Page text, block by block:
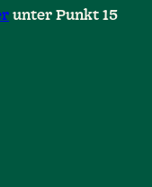
unter Punkt 15